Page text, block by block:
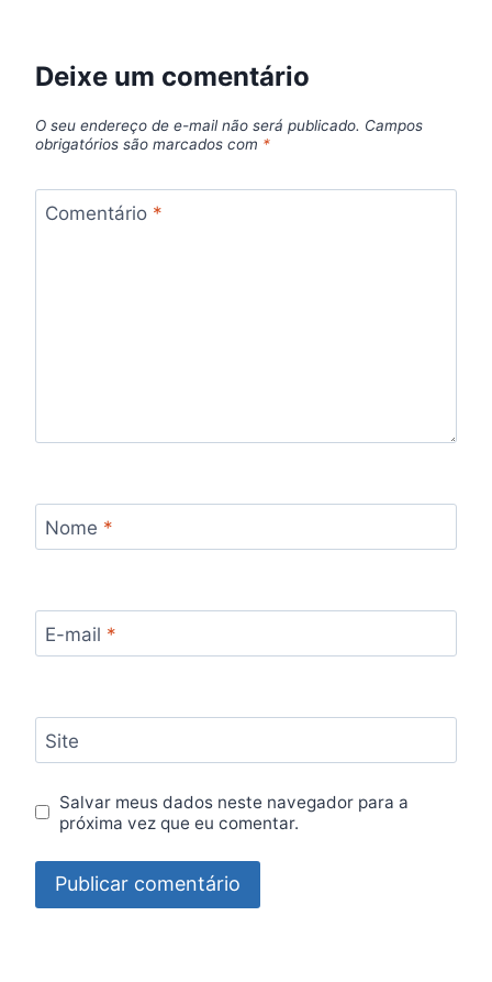
Deixe um comentário
O seu endereço de e-mail não será publicado. Campos
obrigatórios são marcados com *
Comentário *
Nome *
E-mail *
Site
Salvar meus dados neste navegador para a
próxima vez que eu comentar.